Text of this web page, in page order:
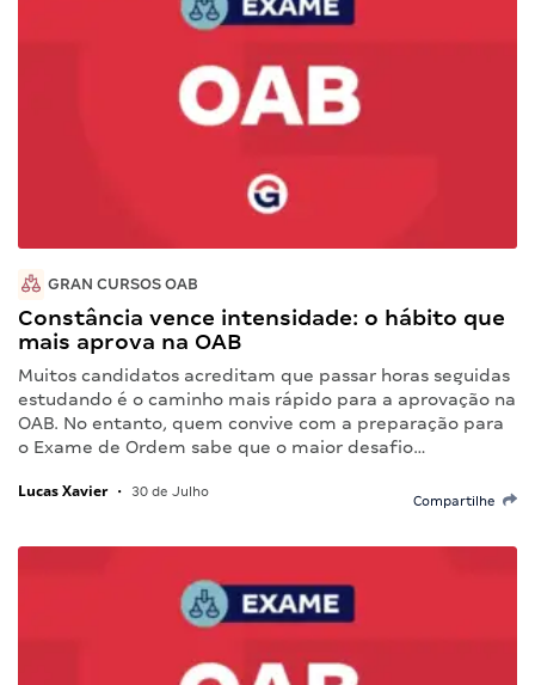
GRAN CURSOS OAB
Constância vence intensidade: o hábito que
mais aprova na OAB
Muitos candidatos acreditam que passar horas seguidas
estudando é o caminho mais rápido para a aprovação na
OAB. No entanto, quem convive com a preparação para
o Exame de Ordem sabe que o maior desafio…
Lucas Xavier • 30 de Julho
Compartilhe